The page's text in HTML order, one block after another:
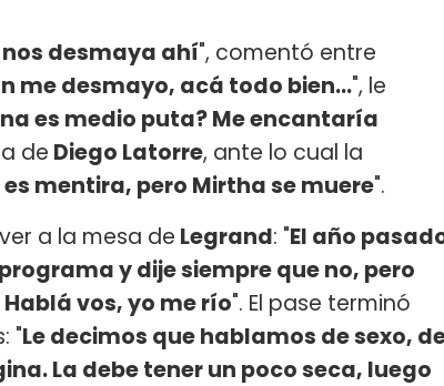
nos desmaya ahí", comentó entre
me desmayo, acá todo bien...", le
es medio puta? Me encantaría
de Diego Latorre, ante lo cual la
mentira, pero Mirtha se muere".
a la mesa de Legrand: "El año
y dije siempre que no, pero
vos, yo me río". El pase terminó
"Le decimos que hablamos de sexo,
La debe tener un poco seca, luego